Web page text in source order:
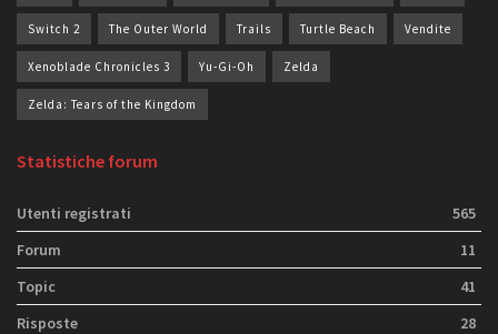
Switch 2 The Outer World Trails Turtle Beach Vendite
Xenoblade Chronicles 3 Yu-Gi-Oh Zelda
Zelda: Tears of the Kingdom
Statistiche forum
Utenti registrati
565
Forum
11
Topic
41
Risposte
28